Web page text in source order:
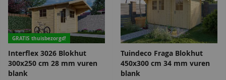
GRATIS thuisbezorgd!
Interflex 3026 Blokhut
300x250 cm 28 mm vuren
blank
Tuindeco Fraga Blokhut
450x300 cm 34 mm vuren
blank